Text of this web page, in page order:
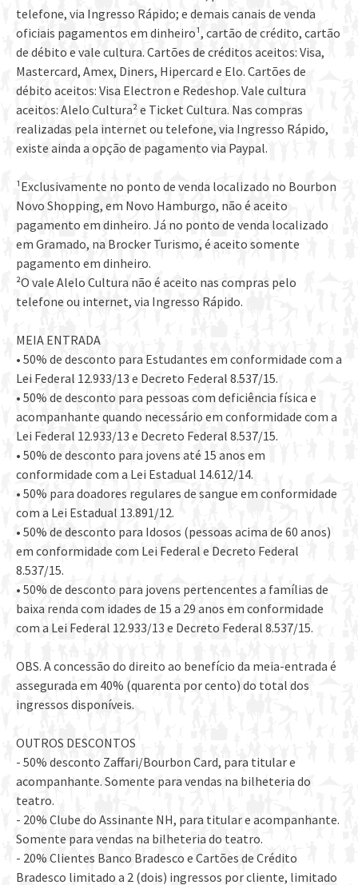
telefone, via Ingresso Rápido; e demais canais de venda
oficiais pagamentos em dinheiro¹, cartão de crédito, cartão
de débito e vale cultura. Cartões de créditos aceitos: Visa,
Mastercard, Amex, Diners, Hipercard e Elo. Cartões de
débito aceitos: Visa Electron e Redeshop. Vale cultura
aceitos: Alelo Cultura² e Ticket Cultura. Nas compras
realizadas pela internet ou telefone, via Ingresso Rápido,
existe ainda a opção de pagamento via Paypal.
¹Exclusivamente no ponto de venda localizado no Bourbon
Novo Shopping, em Novo Hamburgo, não é aceito
pagamento em dinheiro. Já no ponto de venda localizado
em Gramado, na Brocker Turismo, é aceito somente
pagamento em dinheiro.
²O vale Alelo Cultura não é aceito nas compras pelo
telefone ou internet, via Ingresso Rápido.
MEIA ENTRADA
• 50% de desconto para Estudantes em conformidade com a
Lei Federal 12.933/13 e Decreto Federal 8.537/15.
• 50% de desconto para pessoas com deficiência física e
acompanhante quando necessário em conformidade com a
Lei Federal 12.933/13 e Decreto Federal 8.537/15.
• 50% de desconto para jovens até 15 anos em
conformidade com a Lei Estadual 14.612/14.
• 50% para doadores regulares de sangue em conformidade
com a Lei Estadual 13.891/12.
• 50% de desconto para Idosos (pessoas acima de 60 anos)
em conformidade com Lei Federal e Decreto Federal
8.537/15.
• 50% de desconto para jovens pertencentes a famílias de
baixa renda com idades de 15 a 29 anos em conformidade
com a Lei Federal 12.933/13 e Decreto Federal 8.537/15.
OBS. A concessão do direito ao benefício da meia-entrada é
assegurada em 40% (quarenta por cento) do total dos
ingressos disponíveis.
OUTROS DESCONTOS
- 50% desconto Zaffari/Bourbon Card, para titular e
acompanhante. Somente para vendas na bilheteria do
teatro.
- 20% Clube do Assinante NH, para titular e acompanhante.
Somente para vendas na bilheteria do teatro.
- 20% Clientes Banco Bradesco e Cartões de Crédito
Bradesco limitado a 2 (dois) ingressos por cliente, limitado